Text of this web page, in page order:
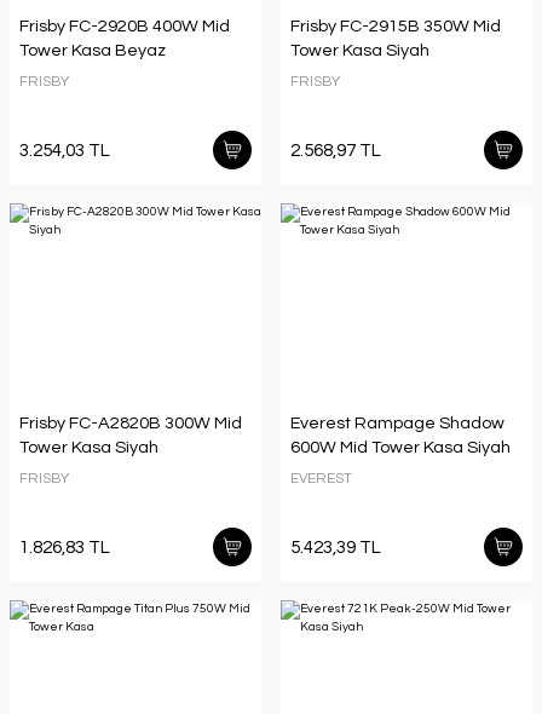
Frisby FC-2920B 400W Mid
Tower Kasa Beyaz
FRISBY
3.254,03 TL
Frisby FC-2915B 350W Mid
Tower Kasa Siyah
FRISBY
2.568,97 TL
Frisby FC-A2820B 300W Mid
Tower Kasa Siyah
FRISBY
1.826,83 TL
Everest Rampage Shadow
600W Mid Tower Kasa Siyah
EVEREST
5.423,39 TL